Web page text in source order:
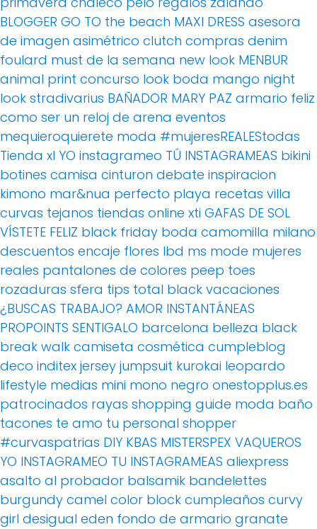
BLOGGER GO TO the beach MAXI DRESS asesora
de imagen asimétrico clutch compras denim
foulard must de la semana new look MENBUR
animal print concurso look boda mango night
look stradivarius BAÑADOR MARY PAZ armario feliz
como ser un reloj de arena eventos
mequieroquierete moda #mujeresREALEStodas
Tienda xl YO instagrameo TÚ INSTAGRAMEAS bikini
botines camisa cinturon debate inspiracion
kimono mar&nua perfecto playa recetas villa
curvas tejanos tiendas online xti GAFAS DE SOL
VÍSTETE FELIZ black friday boda camomilla milano
descuentos encaje flores lbd ms mode mujeres
reales pantalones de colores peep toes
rozaduras sfera tips total black vacaciones
¿BUSCAS TRABAJO? AMOR INSTANTÁNEAS
PROPOINTS SENTIGALO barcelona belleza black
break walk camiseta cosmética cumpleblog
deco inditex jersey jumpsuit kurokai leopardo
lifestyle medias mini mono negro onestopplus.es
patrocinados rayas shopping guide moda baño
tacones te amo tu personal shopper
#curvaspatrias DIY KBAS MISTERSPEX VAQUEROS
YO INSTAGRAMEO TU INSTAGRAMEAS aliexpress
asalto al probador balsamik bandelettes
burgundy camel color block cumpleaños curvy
girl desigual eden fondo de armario granate